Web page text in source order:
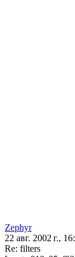
Zephyr
22 авг. 2002 г.,
Re: filters